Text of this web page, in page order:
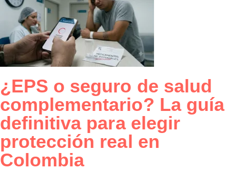
¿EPS o seguro de salud
complementario? La guía
definitiva para elegir
protección real en
Colombia